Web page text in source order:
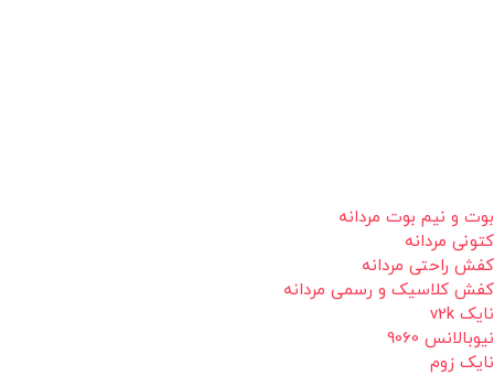
بوت و نیم بوت مردانه
کتونی مردانه
کفش راحتی مردانه
کفش کلاسیک و رسمی مردانه
نایک v2k
نیوبالانس 9060
نایک زوم